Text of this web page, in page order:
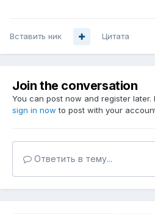
Вставить ник Цитата
Join the conversation
You can post now and register
sign in now to post with your
Ответить в тему...